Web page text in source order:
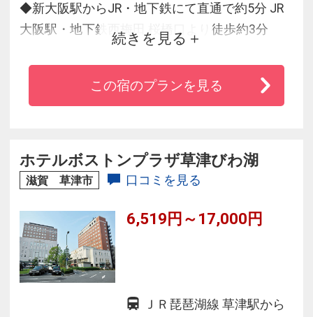
◆新大阪駅からJR・地下鉄にて直通で約5分 JR
大阪駅・地下鉄西梅田 桜橋口より徒歩約3分
◆空港行リムジンバス乗り場も徒歩約2分
◆ビジネスはもとより京都、神戸、奈良観光の
拠点としても最適
◆全館無料Wi-Fiご利用可能
続きを見る
この宿のプランを見る
ホテルボストンプラザ草津びわ湖
滋賀 草津市 口コミを見る
6,519円～17,000円
ＪＲ琵琶湖線 草津駅から